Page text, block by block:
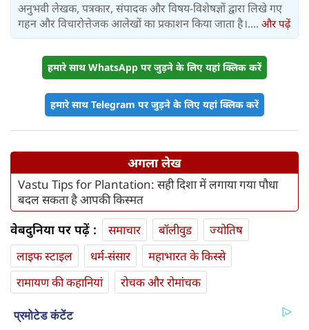
अनुभवी लेखक, पत्रकार, संपादक और विषय-विशेषज्ञों द्वारा लिखे गए
गहन और विचारोत्तेजक आलेखों का प्रकाशन किया जाता है।.... और पढ़ें
हमारे साथ WhatsApp पर जुड़ने के लिए यहां क्लिक करें
हमारे साथ Telegram पर जुड़ने के लिए यहां क्लिक करें
अगला लेख
Vastu Tips for Plantation: सही दिशा में लगाया गया पौधा
बदल सकता है आपकी किस्मत
वेबदुनिया पर पढ़ें : समाचार बॉलीवुड
ज्योतिष
लाइफ स्‍टाइल
धर्म-संसार
महाभारत के किस्से
रामायण की कहानियां
रोचक और रोमांचक